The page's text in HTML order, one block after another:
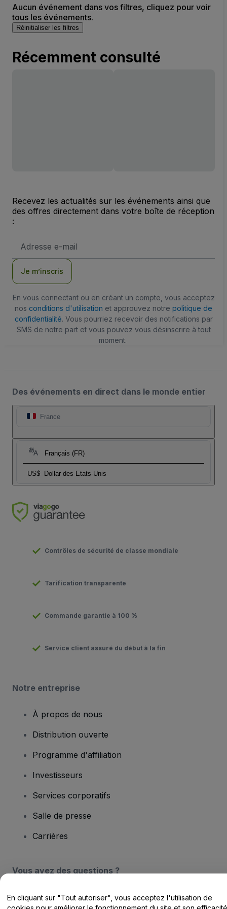
Aucun événement dans vos filtres, cliquez pour voir
tous les événements.
Réinitialiser les filtres
Récemment consulté
Recevez les actualités sur les événements ainsi que
des offres directement dans votre boîte de réception
:
e-
Je m’inscris
En vous connectant ou en créant un compte, vous acceptez
nos conditions d'utilisation et approuvez notre politique de
confidentialité. Vous pourriez recevoir des notifications par
SMS de notre part et vous pouvez vous désinscrire à tout
moment.
Des événements en direct dans le monde entier
France
Français (FR)
US$ Dollar des Etats-Unis
Contrôles de sécurité de classe mondiale
Tarification transparente
Commande garantie à 100 %
Service client assuré du début à la fin
Notre entreprise
À propos de nous
Distribution ouverte
Programme d'affiliation
Investisseurs
Services corporatifs
Salle de presse
Carrières
Vous avez des questions ?
Centre d'assistance / Nous contacter
En cliquant sur "Tout autoriser", vous acceptez l'utilisation de